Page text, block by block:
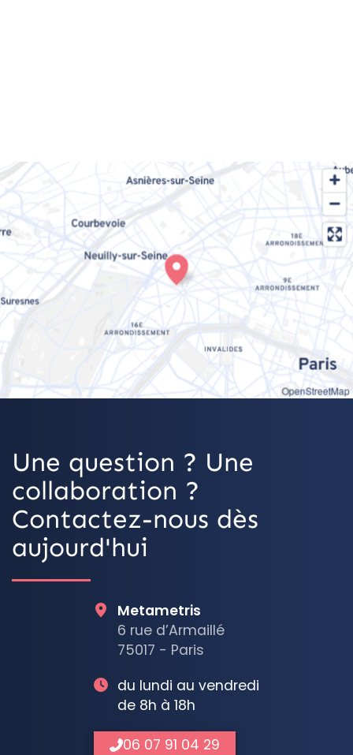
OpenStreetMap
Une question ? Une
collaboration ?
Contactez-nous dès
aujourd'hui
Metametris
6 rue d’Armaillé
75017 - Paris
du lundi au vendredi
de 8h à 18h
06 07 91 04 29